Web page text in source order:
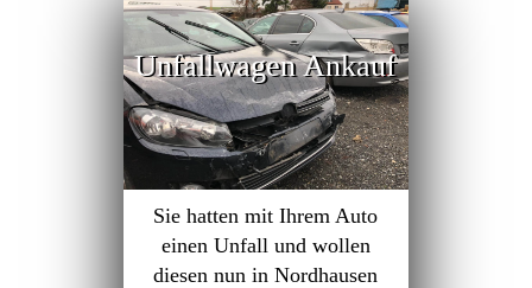
Unfallwagen Ankauf
Sie hatten mit Ihrem Auto
einen Unfall und wollen
diesen nun in Nordhausen